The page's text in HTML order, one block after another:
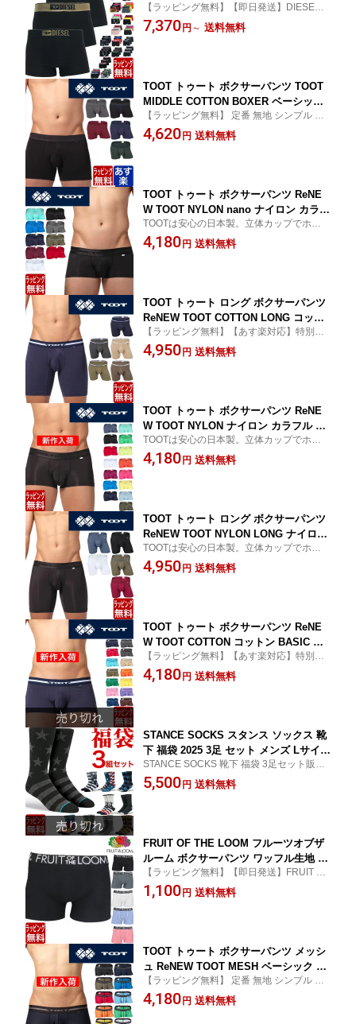
ズ 3枚組 スポーツ 下着 パンツ インナー
プレゼント ギフト ラッピング 無料 彼
【ラッピング無料】【即日発送】DIESEL
ディーゼル ボクサーパンツ メンズ 3枚組
7,370 円 ～ 送料無料
TOOT トゥート ボクサーパンツ TOOT
MIDDLE COTTON BOXER ベーシック
BASIC メンズ ブランド 下着 パンツ イ
ンナー ミドルライズ ボクサーパンツ プ
【ラッピング無料】 定番 無地 シンプル カ
ラーが多い カラフル ボクサーパンツ TOOT
トゥート
4,620 円 送料無料
TOOT トゥート ボクサーパンツ ReNE
W TOOT NYLON nano ナイロン カラフ
ル BASIC ベーシック 無地 定番 メンズ
ブランド 下着 パンツ インナー ローラ
TOOTは安心の日本製。立体カップでホール
ド感抜群です。異次元の履き心地をお試し
ください。ナイロン素材で伸縮性と耐久性
4,180 円 送料無料
TOOT トゥート ロング ボクサーパンツ
ReNEW TOOT COTTON LONG コット
ン BASIC ベーシック 無地 シンプル 定
番 メンズ ブランド 下着 パンツ インナ
【ラッピング無料】【あす楽対応】特別な
カップで他にない履き心地 セクシーなTOO
T トゥート
4,950 円 送料無料
TOOT トゥート ボクサーパンツ ReNE
W TOOT NYLON ナイロン カラフル BA
SIC ベーシック 無地 定番 メンズ ブラ
ンド 下着 パンツ インナー ローライズ
TOOTは安心の日本製。立体カップでホール
ド感抜群です。異次元の履き心地をお試し
ください。ナイロン素材で伸縮性と耐久性
4,180 円 送料無料
TOOT トゥート ロング ボクサーパンツ
ReNEW TOOT NYLON LONG ナイロン
BASIC ベーシック 無地 定番 メンズ ブ
ランド 下着 パンツ インナー ローライ
TOOTは安心の日本製。立体カップでホール
ド感抜群です。異次元の履き心地をお試し
ください。ナイロン素材で伸縮性と耐久性
4,950 円 送料無料
TOOT トゥート ボクサーパンツ ReNE
W TOOT COTTON コットン BASIC ベ
ーシック 無地 シンプル 定番 メンズ ブ
ランド 下着 パンツ インナー ローライ
【ラッピング無料】【あす楽対応】特別な
カップで他にない履き心地 セクシーなTOO
T トゥート
4,180 円 送料無料
STANCE SOCKS スタンス ソックス 靴
下 福袋 2025 3足 セット メンズ Lサイズ
sale セット販売 新品ブランド セール お
得 おしゃれ スポーツ
STANCE SOCKS 靴下 福袋 3足セット販
売。3足で6500円以上の靴下を封入。西海
岸で人気のスタンス ソックス。メジャーリ
5,500 円 送料無料
FRUIT OF THE LOOM フルーツオブザ
ルーム ボクサーパンツ ワッフル生地 無
地 ボーダー シンプル メンズ ブランド
下着 パンツ インナー プレゼント ギフ
【ラッピング無料】【即日発送】FRUIT OF
THE LOOM ボクサーパンツ メンズ オシャ
レ
1,100 円 送料無料
TOOT トゥート ボクサーパンツ メッシ
ュ ReNEW TOOT MESH ベーシック BA
SIC メンズ ブランド 下着 パンツ イン
ナー ローライズ ボクサーパンツ プレゼ
【ラッピング無料】 定番 無地 シンプル カ
ラーが多い カラフル ボクサーパンツ TOOT
トゥート ナノボクサー
4,180 円 送料無料